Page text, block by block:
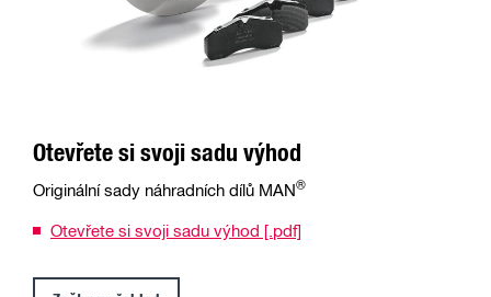
Otevřete si svoji sadu výhod
Originální sady náhradních dílů MAN®
Otevřete si svoji sadu výhod [.pdf]